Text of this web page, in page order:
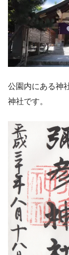
公園内にある神
神社です。